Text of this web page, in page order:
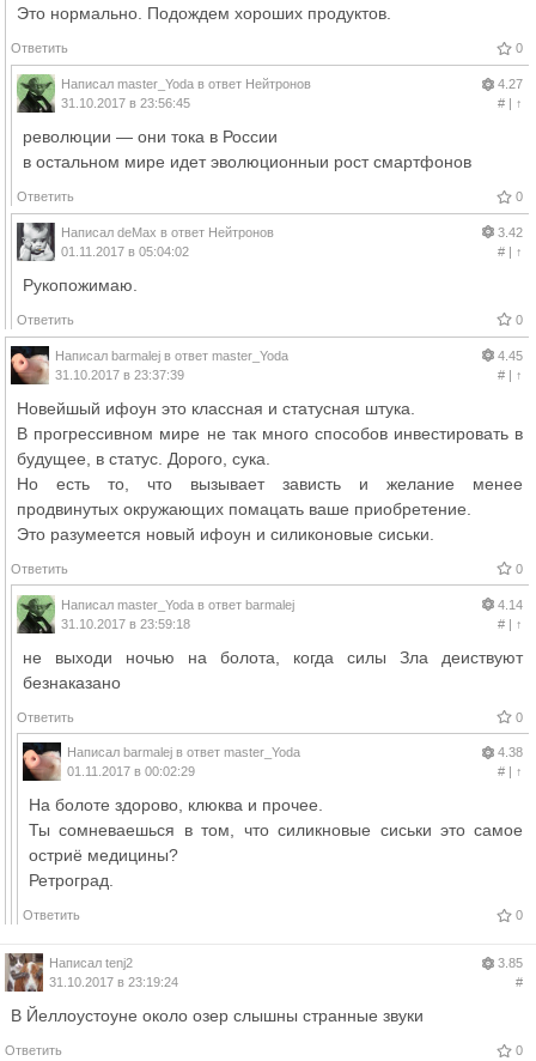
Это нормально. Подождем хороших продуктов.
Ответить 0
Написал master_Yoda в ответ Нейтронов
31.10.2017 в 23:56:45
4.27
#| ↑
революции — они тока в России
в остальном мире идет эволюционныи рост смартфонов
Ответить 0
Написал deMax в ответ Нейтронов
01.11.2017 в 05:04:02
3.42
#| ↑
Рукопожимаю.
Ответить 0
Написал barmalej в ответ master_Yoda
31.10.2017 в 23:37:39
4.45
#| ↑
Новейшый ифоун это классная и статусная штука.
В прогрессивном мире не так много способов инвестировать в
будущее, в статус. Дорого, сука.
Но есть то, что вызывает зависть и желание менее
продвинутых окружающих помацать ваше приобретение.
Это разумеется новый ифоун и силиконовые сиськи.
Ответить 0
Написал master_Yoda в ответ barmalej
31.10.2017 в 23:59:18
4.14
#| ↑
не выходи ночью на болота, когда силы Зла деиствуют
безнаказано
Ответить 0
Написал barmalej в ответ master_Yoda
01.11.2017 в 00:02:29
4.38
#| ↑
На болоте здорово, клюква и прочее.
Ты сомневаешься в том, что силикновые сиськи это самое
остриё медицины?
Ретроград.
Ответить 0
Написал tenj2
31.10.2017 в 23:19:24
3.85
#
В Йеллоустоуне около озер слышны странные звуки
Ответить 0